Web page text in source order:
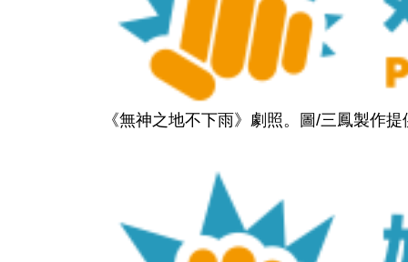
《無神之地不下雨》劇照。圖/三鳳製作提